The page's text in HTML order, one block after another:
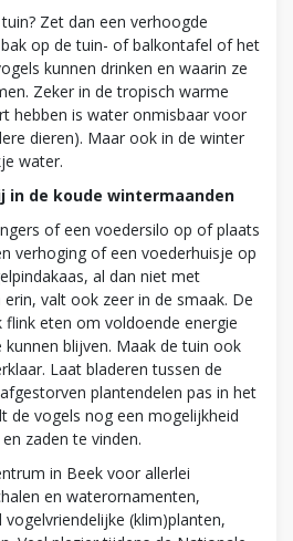
Zet dan een verhoogde
op de tuin- of balkontafel of het
kunnen drinken en waarin ze
Zeker in de tropisch warme
hebben is water onmisbaar voor
dieren). Maar ook in de winter
water.
in de koude wintermaanden
of een voedersilo op of plaats
verhoging of een voederhuisje op
al dan niet met
valt ook zeer in de smaak. De
eten om voldoende energie
blijven. Maak de tuin ook
Laat bladeren tussen de
plantendelen pas in het
de vogels nog een mogelijkheid
zaden te vinden.
in Beek voor allerlei
en waterornamenten,
(klim)planten,